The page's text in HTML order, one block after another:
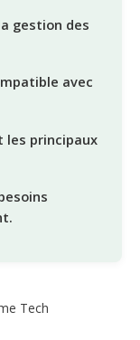
gestion des
avec
les principaux
Tech